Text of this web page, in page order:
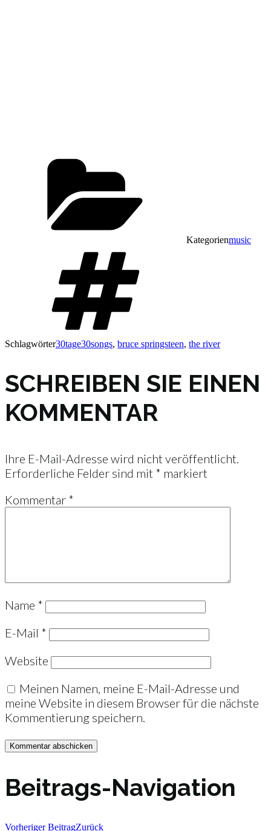
Kategorienmusic
Schlagwörter30tage30songs, bruce springsteen, the river
SCHREIBEN SIE EINEN
KOMMENTAR
Ihre E-Mail-Adresse wird nicht veröffentlicht.
Erforderliche Felder sind mit * markiert
Kommentar *
Name *
E-Mail *
Website
Meinen Namen, meine E-Mail-Adresse und
meine Website in diesem Browser für die nächste
Kommentierung speichern.
Beitrags-Navigation
Vorheriger BeitragZurück